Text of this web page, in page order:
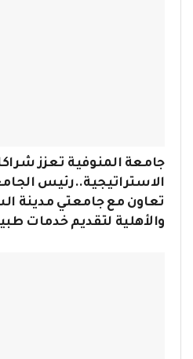
جامعة المنوفية تعزز
الاستراتيجية..رئيس
تعاون مع جامعتي مدينة
والأهلية لتقديم خدمات